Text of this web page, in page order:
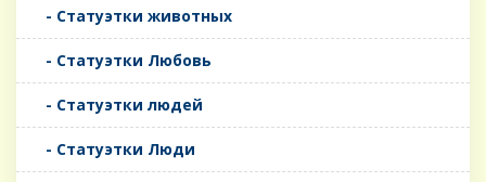
- Статуэтки животных
- Статуэтки Любовь
- Статуэтки людей
- Статуэтки Люди